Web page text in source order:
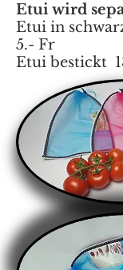
Etui wird
Etui in
5.- Fr
Etui bestickt